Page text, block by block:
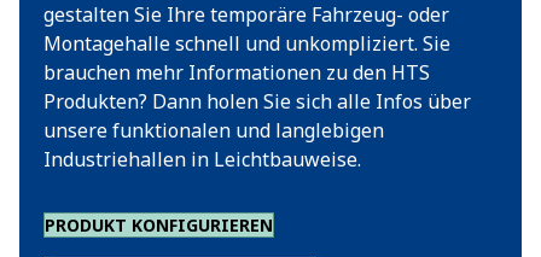
gestalten Sie Ihre temporäre Fahrzeug- oder
Montagehalle schnell und unkompliziert. Sie
brauchen mehr Informationen zu den HTS
Produkten? Dann holen Sie sich alle Infos über
unsere funktionalen und langlebigen
Industriehallen in Leichtbauweise.
PRODUKT KONFIGURIEREN